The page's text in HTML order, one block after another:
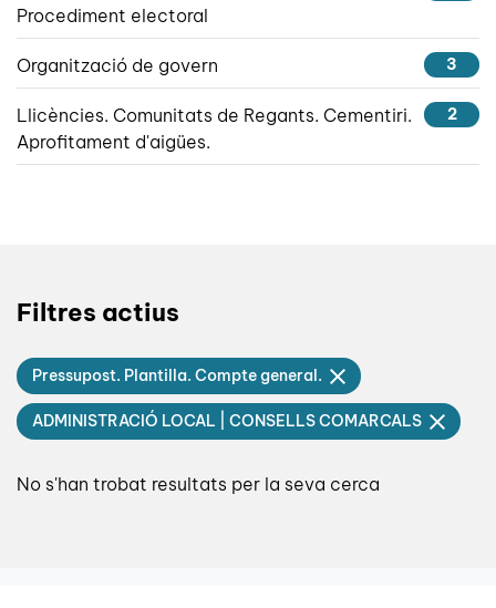
Procediment electoral
Organització de govern 3
Llicències. Comunitats de Regants. Cementiri.
Aprofitament d'aigües.
2
Filtres actius
Pressupost. Plantilla. Compte general.
ADMINISTRACIÓ LOCAL | CONSELLS COMARCALS
No s'han trobat resultats per la seva cerca